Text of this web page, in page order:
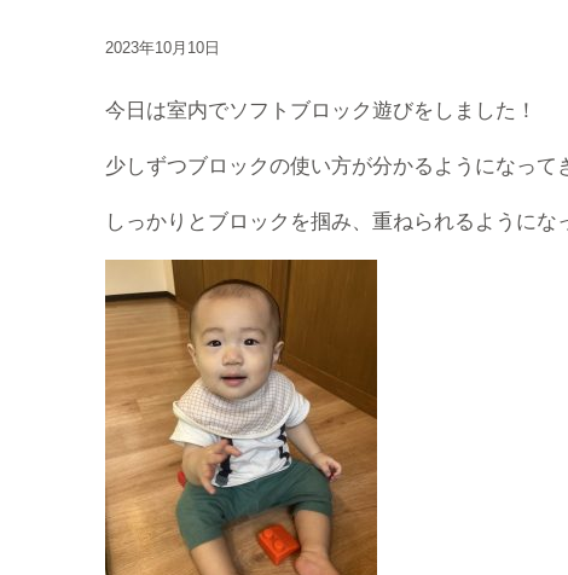
2023年10月10日
今日は室内でソフトブロック遊びをしました！
少しずつブロックの使い方が分かるようになって
しっかりとブロックを掴み、重ねられるように